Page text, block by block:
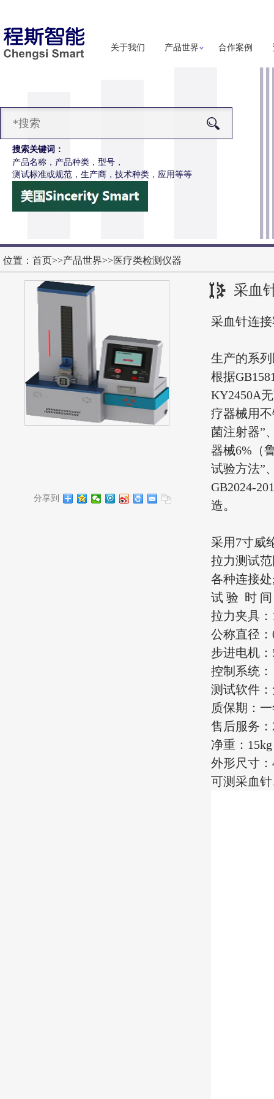
关于我们 产品世界 合作案例
搜索关键词：
产品名称，产品种类，型号，
测试标准或规范，生产商，技术种类，应用等等
电动轮椅车摇杆耐用性测试仪
位置： 首页>>产品世界>>医疗类检测仪器
采血
分享到
采血针连
生产的系
根据
KY2450A
疗器械用不
菌注射器”
器械6%（
试验方法”
GB2024-
造。
采用7寸威
拉力测试
各种连接
试 验 时 间
拉力夹具
公称直径
步进电机
控制系统
测试软件
质保期：
售后服务
净重：
外形尺寸
可测采血